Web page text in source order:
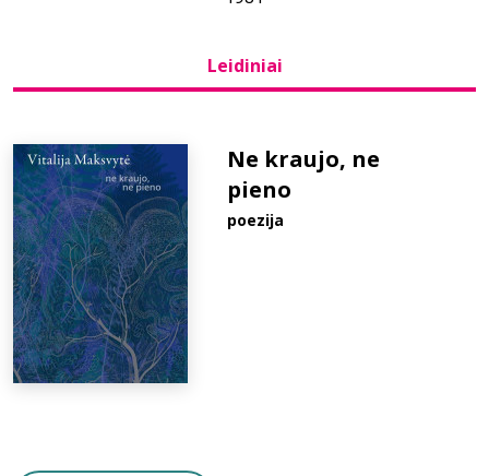
+370 667 80 541
Leidiniai
Ne kraujo, ne
pieno
poezija